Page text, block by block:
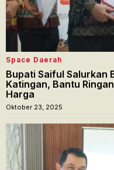
Space Daerah
Bupati Saiful Salurkan
Katingan, Bantu
Harga
Oktober 23, 2025